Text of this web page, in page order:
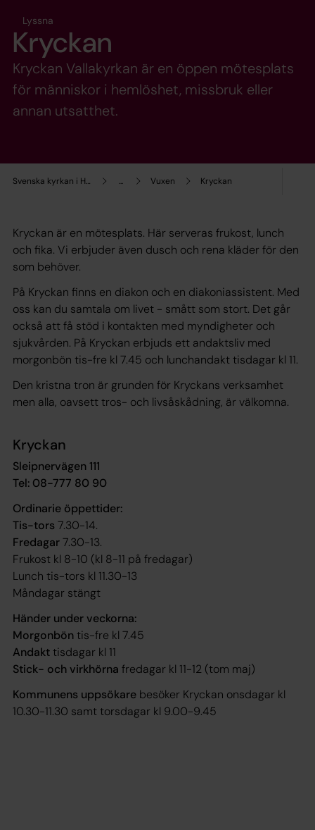
Svenska kyrkan i Haninge ... Vuxen Kryckan
Lyssna
Kryckan
Kryckan Vallakyrkan är en öppen mötesplats
för människor i hemlöshet, missbruk eller
annan utsatthet.
Kryckan är en mötesplats. Här serveras frukost, lunch
och fika. Vi erbjuder även dusch och rena kläder för den
som behöver.
På Kryckan finns en diakon och en diakoniassistent. Med
oss kan du samtala om livet - smått som stort. Det går
också att få stöd i kontakten med myndigheter och
sjukvården. På Kryckan erbjuds ett andaktsliv med
morgonbön tis-fre kl 7.45 och lunchandakt tisdagar kl 11.
Den kristna tron är grunden för Kryckans verksamhet
men alla, oavsett tros- och livsåskådning, är välkomna.
Kryckan
Sleipnervägen 111
Tel: 08-777 80 90
Ordinarie öppettider:
Tis-tors 7.30-14.
Fredagar7.30-13.
Frukost kl 8-10 (kl 8-11 på fredagar)
Lunch tis-tors kl 11.30-13
Måndagar stängt
Händer under veckorna:
Morgonböntis-fre kl 7.45
Andakttisdagar kl 11
Stick- och virkhörna fredagar kl 11-12 (tom maj)
Kommunens uppsökare besöker Kryckan onsdagar kl
10.30-11.30 samt torsdagar kl 9.00-9.45